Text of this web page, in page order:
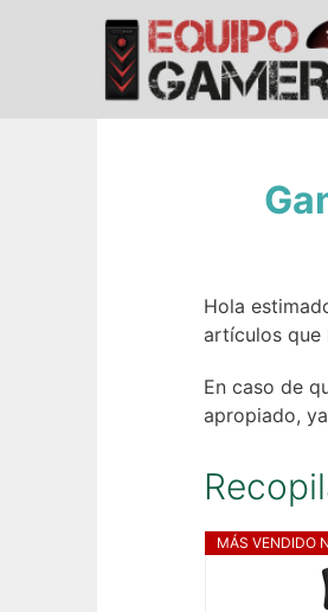
Hola
artículos que
En caso de
apropiado,
MÁS VENDIDO